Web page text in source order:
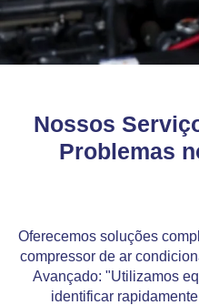
Nossos
Problemas
Oferecemos soluções
compressor de ar
Avançado: "Utilizamos
identificar